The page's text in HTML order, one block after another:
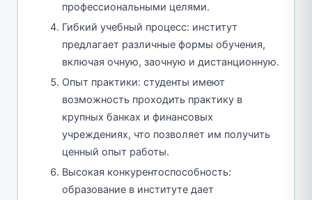
профессиональными целями.
Гибкий учебный процесс: институт
предлагает различные формы обучения,
включая очную, заочную и дистанционную.
Опыт практики: студенты имеют
возможность проходить практику в
крупных банках и финансовых
учреждениях, что позволяет им получить
ценный опыт работы.
Высокая конкурентоспособность:
образование в институте дает